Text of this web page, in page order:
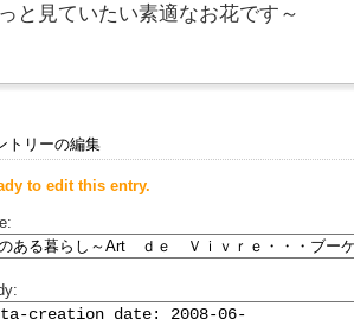
と見ていたい素適なお花です～
トリーの編集
to edit this entry.